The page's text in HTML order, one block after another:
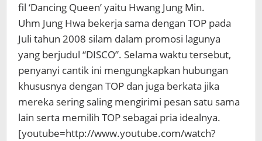
fil ‘Dancing Queen’ yaitu Hwang Jung Min.
Uhm Jung Hwa bekerja sama dengan TOP pada
Juli tahun 2008 silam dalam promosi lagunya
yang berjudul “DISCO”. Selama waktu tersebut,
penyanyi cantik ini mengungkapkan hubungan
khususnya dengan TOP dan juga berkata jika
mereka sering saling mengirimi pesan satu sama
lain serta memilih TOP sebagai pria idealnya.
[youtube=http://www.youtube.com/watch?